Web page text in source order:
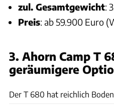
zul. Gesamtgewicht:
Preis: ab 59.900 Euro
3. Ahorn Camp T
geräumigere
Der T 680 hat reichlich